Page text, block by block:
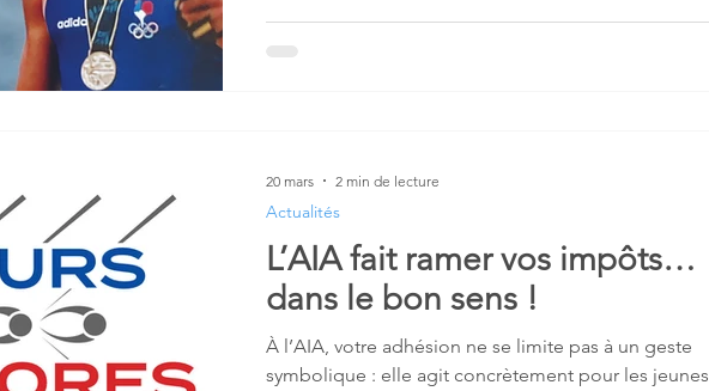
L’AIA fait ramer vos impôts…
dans le bon sens !
À l’AIA, votre adhésion ne se limite pas à un geste
symbolique : elle agit concrètement pour les jeunes
Actualités
20 mars 2 min de lecture